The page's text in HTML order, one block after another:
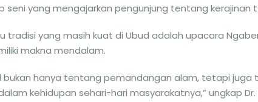
seni yang mengajarkan pengunjung tentang kerajinan
tradisi yang masih kuat di Ubud adalah upacara
makna mendalam.
bukan hanya tentang pemandangan alam, tetapi
kehidupan sehari-hari masyarakatnya,” ungkap